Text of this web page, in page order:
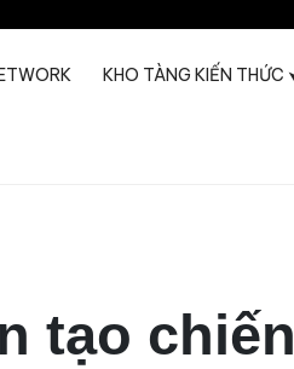
KHO TÀNG KIẾN THỨC
tạo chiến